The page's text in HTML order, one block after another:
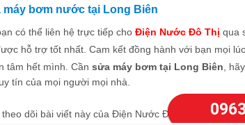
máy bơm nước tại Long Biên
có thể liên hệ trực tiếp cho Điện Nước Đô Thị qua
hỗ trợ tốt nhất. Cam kết đồng hành với bạn mọi
tâm hết mình. Cần sửa máy bơm tại Long Biên ,
tín của mọi người mọi nhà.
dõi bài viết này của Điện Nước Đô Thị.